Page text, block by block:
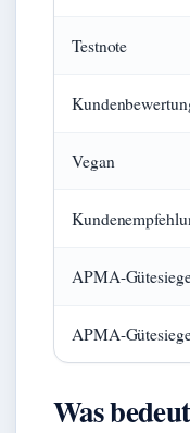
Testnote
Vegan
APMA-
APMA-
Was